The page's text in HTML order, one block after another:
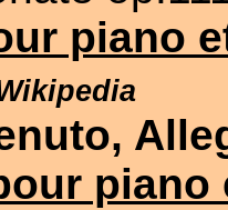
piano
piano